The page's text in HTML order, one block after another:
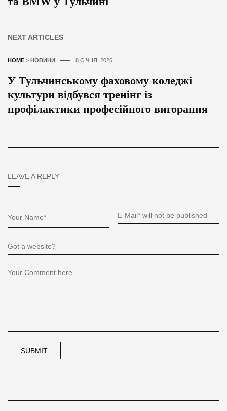
NEXT ARTICLES
HOME > НОВИНИ 8 СІЧНЯ, 2026
У Тульчинському фаховому коледжі
культури відбувся тренінг із
профілактики професійного вигорання
LEAVE A REPLY